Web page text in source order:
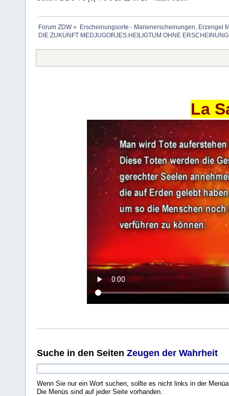
Forum ZDW»
Erscheinungsorte - Marienerscheinungen, Erzengel
DIE ZUKUNFT MEDJUGORJES:HEILIGTUM OHNE
La
Suche in den Seiten Zeugen der Wahrheit
Wenn Sie nur ein Wort suchen, sollte es nicht links in der
Die Menüs sind auf jeder Seite vorhanden..